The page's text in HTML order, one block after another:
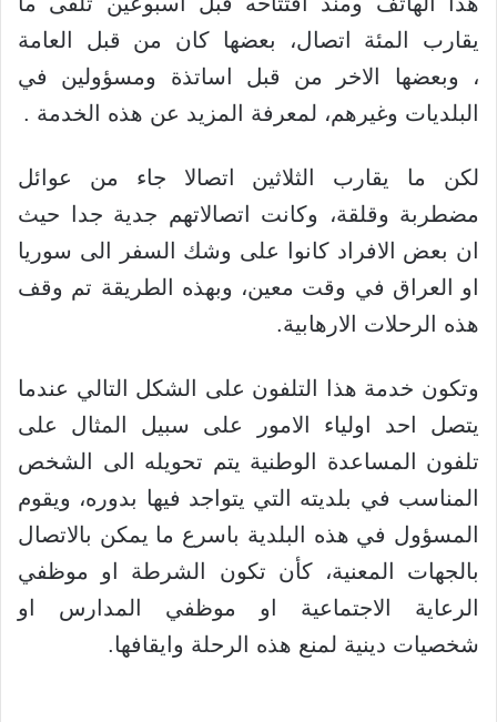
يقارب المئة اتصال، بعضها كان من قبل العامة
، وبعضها الاخر من قبل اساتذة ومسؤولين في
البلديات وغيرهم، لمعرفة المزيد عن هذه الخدمة .
لكن ما يقارب الثلاثين اتصالا جاء من عوائل
مضطربة وقلقة، وكانت اتصالاتهم جدية جدا حيث
ان بعض الافراد كانوا على وشك السفر الى سوريا
او العراق في وقت معين، وبهذه الطريقة تم وقف
هذه الرحلات الارهابية.
وتكون خدمة هذا التلفون على الشكل التالي عندما
يتصل احد اولياء الامور على سبيل المثال على
تلفون المساعدة الوطنية يتم تحويله الى الشخص
المناسب في بلديته التي يتواجد فيها بدوره، ويقوم
المسؤول في هذه البلدية باسرع ما يمكن بالاتصال
بالجهات المعنية، كأن تكون الشرطة او موظفي
الرعاية الاجتماعية او موظفي المدارس او
شخصيات دينية لمنع هذه الرحلة وايقافها.